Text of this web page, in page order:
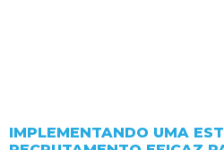
IMPLEMENTANDO UMA